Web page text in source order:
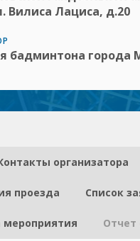
Вилиса Лациса, д.20
бадминтона города
организатора​
проезда Список
Отчет